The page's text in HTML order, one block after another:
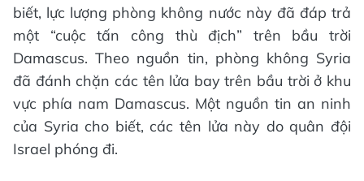
biết, lực lượng phòng không nước này đã đáp trả
một “cuộc tấn công thù địch” trên bầu trời
Damascus. Theo nguồn tin, phòng không Syria
đã đánh chặn các tên lửa bay trên bầu trời ở khu
vực phía nam Damascus. Một nguồn tin an ninh
của Syria cho biết, các tên lửa này do quân đội
Israel phóng đi.